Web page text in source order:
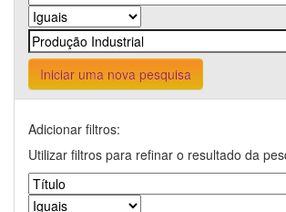
Iniciar uma nova pesquisa
Adicionar filtros:
Utilizar filtros para refinar o resultado da